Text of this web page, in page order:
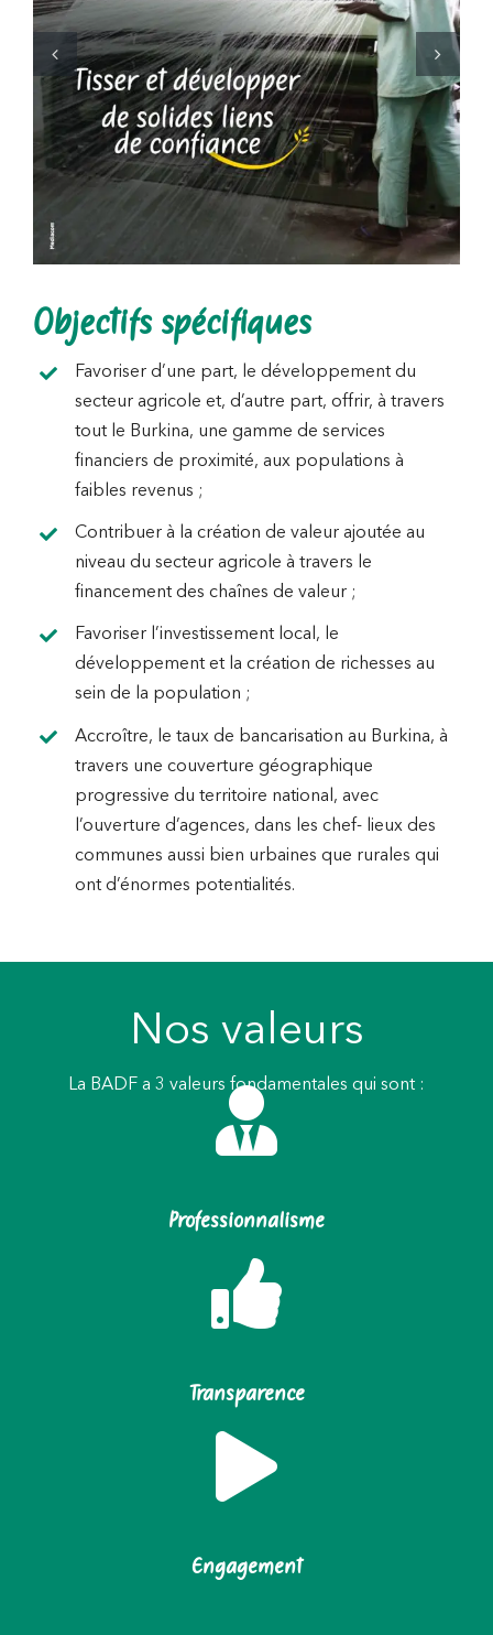
Objectifs spécifiques
Favoriser d’une part, le développement du
secteur agricole et, d’autre part, offrir, à travers
tout le Burkina, une gamme de services
financiers de proximité, aux populations à
faibles revenus ;
Contribuer à la création de valeur ajoutée au
niveau du secteur agricole à travers le
financement des chaînes de valeur ;
Favoriser l’investissement local, le
développement et la création de richesses au
sein de la population ;
Accroître, le taux de bancarisation au Burkina, à
travers une couverture géographique
progressive du territoire national, avec
l’ouverture d’agences, dans les chef- lieux des
communes aussi bien urbaines que rurales qui
ont d’énormes potentialités.
Nos valeurs
La BADF a 3 valeurs fondamentales qui sont :
Professionnalisme
Transparence
Engagement